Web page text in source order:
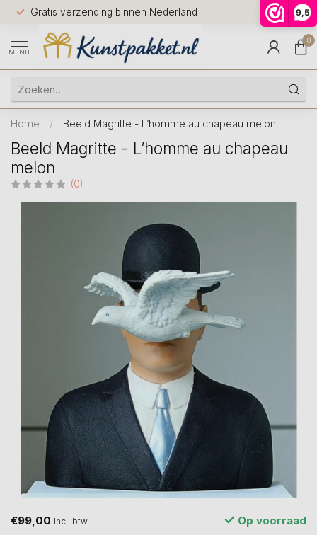
9,5
Gratis verzending binnen Nederland
Voor
huis
9.5
MENU
0
Home / Beeld Magritte - L’homme au chapeau melon
Beeld Magritte - L’homme au chapeau
melon
(0)
€99,00 Incl. btw Op voorraad